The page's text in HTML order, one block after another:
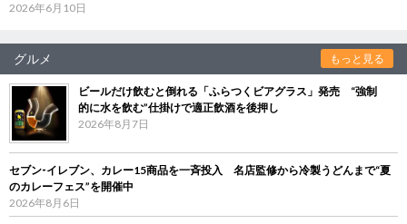
2026年6月10日
グルメ もっと見る
ビールだけ飲むと倒れる「ふらつくビアグラス」発売 “強制
的に水を飲む”仕掛けで適正飲酒を後押し
2026年8月7日
セブン‐イレブン、カレー15商品を一斉投入 名店監修から冷製うどんまで“夏
のカレーフェス”を開催中
2026年8月6日